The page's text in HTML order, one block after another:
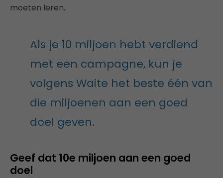
moeten leren.
Als je 10 miljoen hebt verdiend
met een campagne, kun je
volgens Waite het beste één van
die miljoenen aan een goed
doel geven.
Geef dat 10e miljoen aan een goed
doel